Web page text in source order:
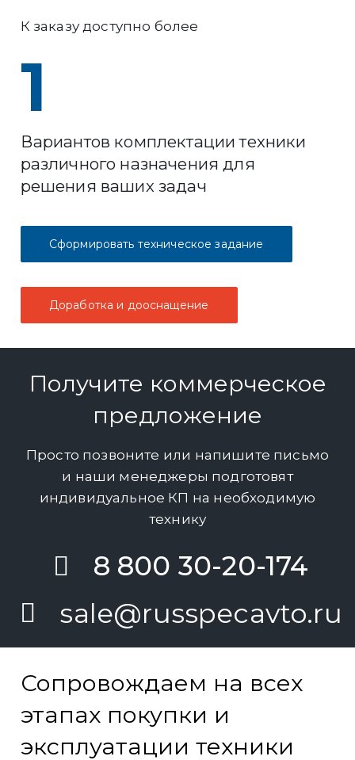
К заказу доступно более
1
Вариантов комплектации техники
различного назначения для
решения ваших задач
Сформировать техническое задание
Доработка и дооснащение
Получите коммерческое
предложение
Просто позвоните или напишите письмо
и наши менеджеры подготовят
индивидуальное КП на необходимую
технику
8 800 30-20-174
sale@russpecavto.ru
Сопровождаем на всех
этапах покупки и
эксплуатации техники